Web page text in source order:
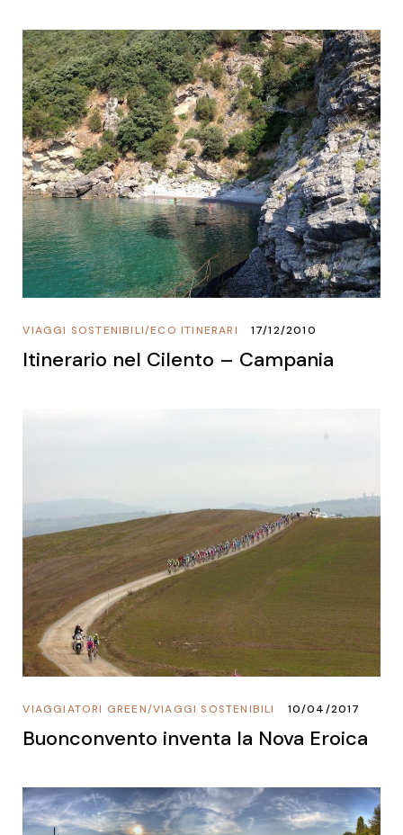
ECO ITINERARI
/
VIAGGI SOSTENIBILI 17/12/2010
Itinerario nel Cilento – Campania
VIAGGI SOSTENIBILI
/
VIAGGIATORI GREEN 10/04/2017
Buonconvento inventa la Nova Eroica